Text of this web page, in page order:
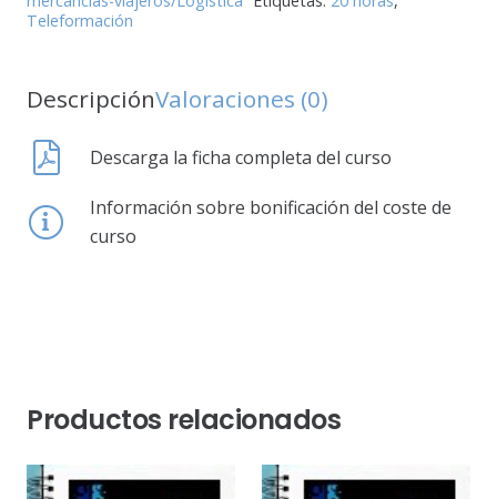
Teleformación
DescripciónValoraciones (0)
Descarga la ficha completa del curso
Información sobre bonificación del coste de
curso
Productos relacionados